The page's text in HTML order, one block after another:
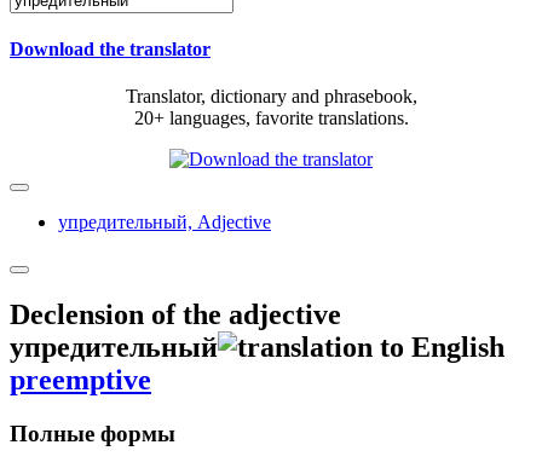
Download the translator
Translator, dictionary and phrasebook,
20+ languages, favorite translations.
упредительный, Adjective
Declension of the adjective
упредительный
preemptive
Полные формы